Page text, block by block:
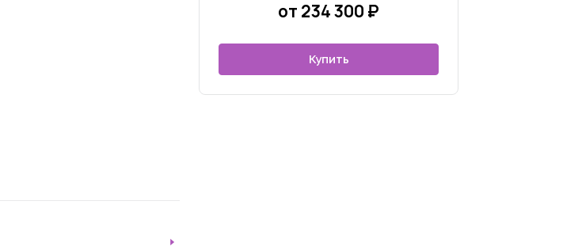
от 234 300 ₽
Купить